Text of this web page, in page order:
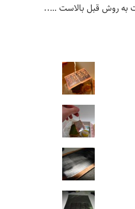
به روش قبل بالاست …..